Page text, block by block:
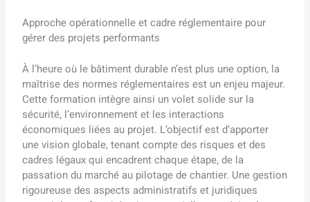
Approche opérationnelle et cadre réglementaire pour
gérer des projets performants
À l’heure où le bâtiment durable n’est plus une option, la
maîtrise des normes réglementaires est un enjeu majeur.
Cette formation intègre ainsi un volet solide sur la
sécurité, l’environnement et les interactions
économiques liées au projet. L’objectif est d’apporter
une vision globale, tenant compte des risques et des
cadres légaux qui encadrent chaque étape, de la
passation du marché au pilotage de chantier. Une gestion
rigoureuse des aspects administratifs et juridiques